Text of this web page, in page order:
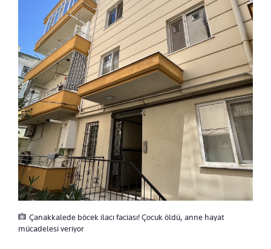
Çanakkalede böcek ilacı faciası! Çocuk öldü, anne hayat
mücadelesi veriyor